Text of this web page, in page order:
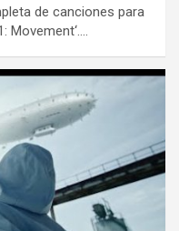
de canciones para
Movement‘.…